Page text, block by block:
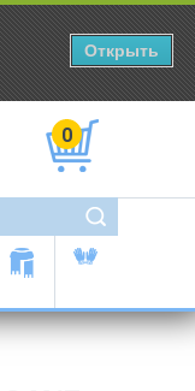
0
Открыть